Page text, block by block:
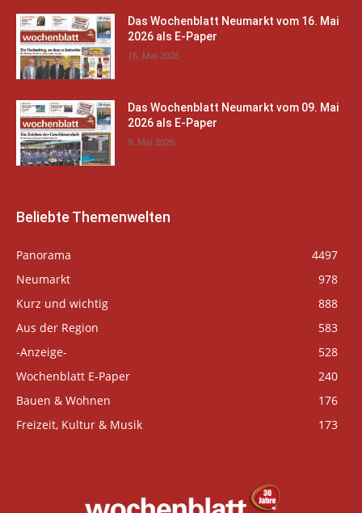
Das Wochenblatt Neumarkt vom 16. Mai
2026 als E-Paper
16. Mai 2026
Das Wochenblatt Neumarkt vom 09. Mai
2026 als E-Paper
9. Mai 2026
Beliebte Themenwelten
Panorama
4497
Neumarkt
978
Kurz und wichtig
888
Aus der Region
583
-Anzeige-
528
Wochenblatt E-Paper
240
Bauen & Wohnen
176
Freizeit, Kultur & Musik
173